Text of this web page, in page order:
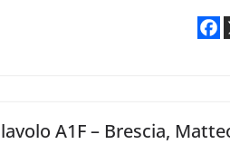
A1F – Brescia,